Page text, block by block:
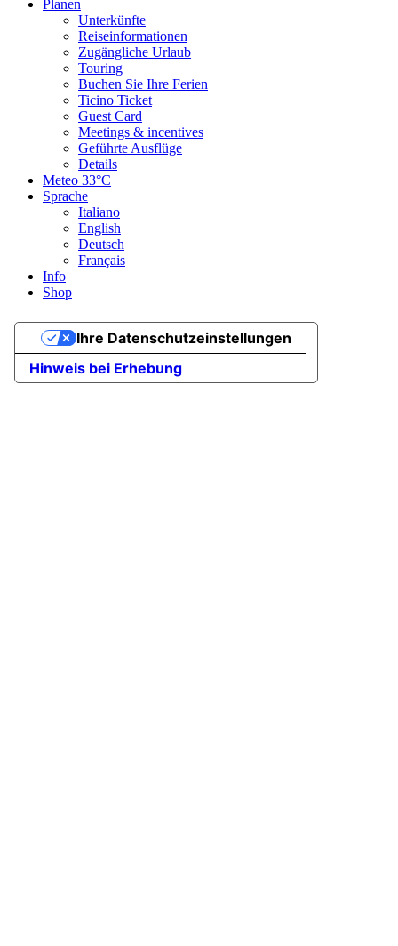
Planen
Unterkünfte
Reiseinformationen
Zugängliche Urlaub
Touring
Buchen Sie Ihre Ferien
Ticino Ticket
Guest Card
Meetings & incentives
Geführte Ausflüge
Details
Meteo 33°C
Sprache
Italiano
English
Deutsch
Français
Info
Shop
Hinweis bei Erhebung
Ihre Datenschutzeinstellungen